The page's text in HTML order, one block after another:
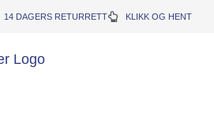
14 DAGERS RETURRETT KLIKK OG HENT